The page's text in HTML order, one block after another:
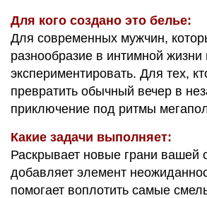
Для кого создано это белье:
Для современных мужчин,
разнообразие в интимной жизни
экспериментировать. Для тех,
превратить обычный вечер в
приключение под ритмы
Какие задачи выполняет:
Раскрывает новые грани вашей
добавляет элемент
помогает воплотить самые